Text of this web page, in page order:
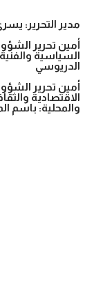
مدير التحرير:
أمين تحرير
السياسية
الدريوسي
أمين تحرير
الاقتصادية
والمحلية: باسم